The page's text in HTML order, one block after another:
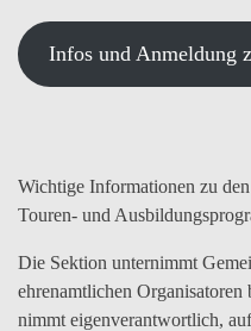
Infos und Anmeldung
Wichtige Informationen zu
Touren- und
Die Sektion unternimmt
ehrenamtlichen
nimmt eigenverantwortlich,